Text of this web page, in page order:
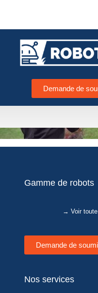
Demande de
Gamme de robots
→ Voir
Demande de
Nos services